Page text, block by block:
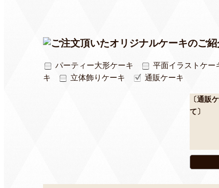
パーティー大形ケーキ
平面イラストケー
キ
立体飾りケーキ 通販ケーキ
〔通販
て〕